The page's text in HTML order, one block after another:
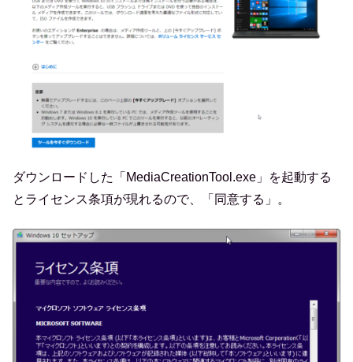
ダウンロードした「MediaCreationTool.exe」を起動する
とライセンス条項が現れるので、「同意する」。